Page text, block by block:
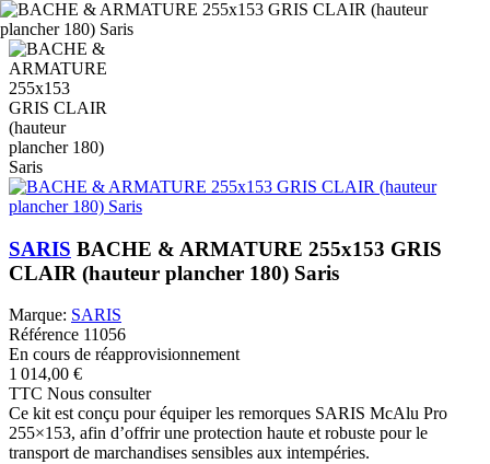
SARIS BACHE & ARMATURE 255x153 GRIS
CLAIR (hauteur plancher 180) Saris
Marque: SARIS
Référence 11056
En cours de réapprovisionnement
1 014,00 €
TTC Nous consulter
Ce kit est conçu pour équiper les remorques SARIS McAlu Pro
255×153, afin d’offrir une protection haute et robuste pour le
transport de marchandises sensibles aux intempéries.